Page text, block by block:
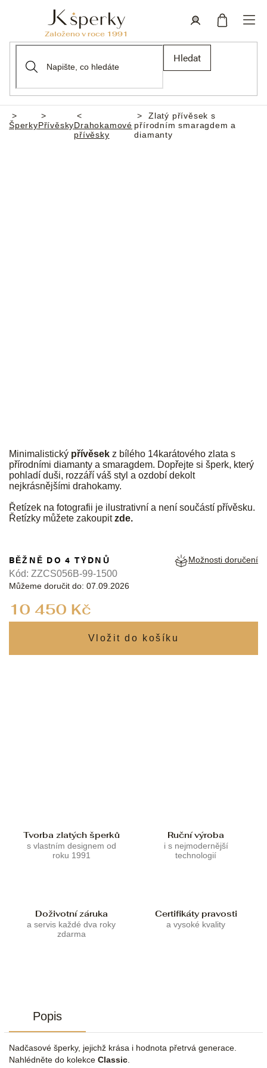
Hledat
Domů
ŠperkyPřívěskyDrahokamové
přívěsky
Zlatý přívěsek s
přírodním smaragdem a
diamanty
Minimalistický přívěsek z bílého 14karátového zlata s
přírodními diamanty a smaragdem. Dopřejte si šperk, který
pohladí duši, rozzáří váš styl a ozdobí dekolt
nejkrásnějšími drahokamy.
Řetízek na fotografii je ilustrativní a není součástí přívěsku.
Řetízky můžete zakoupitzde.
10 450 Kč
BĚŽNĚ DO 4 TÝDNŮ
Můžeme doručit do: 07.09.2026
Možnosti doručení
Kód: ZZCS056B-99-1500
Tvorba zlatých šperků
s vlastním designem od
roku 1991
Ruční výroba
i s nejmodernější
technologií
Doživotní záruka
a servis každé dva roky
zdarma
Certifikáty pravosti
a vysoké kvality
Popis
Nadčasové šperky, jejichž krása i hodnota přetrvá generace.
Nahlédněte do kolekce Classic